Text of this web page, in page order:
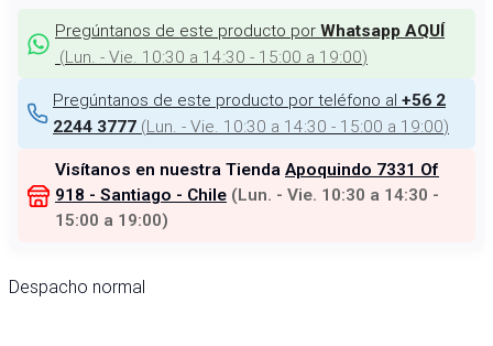
Pregúntanos de este producto por Whatsapp AQUÍ
(Lun. - Vie. 10:30 a 14:30 - 15:00 a 19:00)
Pregúntanos de este producto por teléfono al +56 2
2244 3777 (Lun. - Vie. 10:30 a 14:30 - 15:00 a 19:00)
Visítanos en nuestra Tienda Apoquindo 7331 Of
918 - Santiago - Chile (Lun. - Vie. 10:30 a 14:30 -
15:00 a 19:00)
Despacho normal